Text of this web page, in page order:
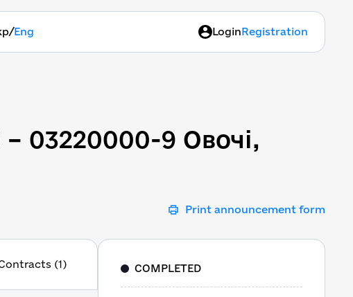
/Eng LoginRegistration
03220000-9 Овочі,
03220000-9 Овочі,
Print announcement form
(1) COMPLETED